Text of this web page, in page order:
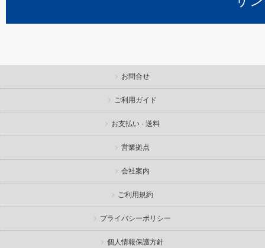
お問合せ
ご利用ガイド
お支払い · 送料
営業拠点
会社案内
ご利用規約
プライバシーポリシー
個人情報保護方針